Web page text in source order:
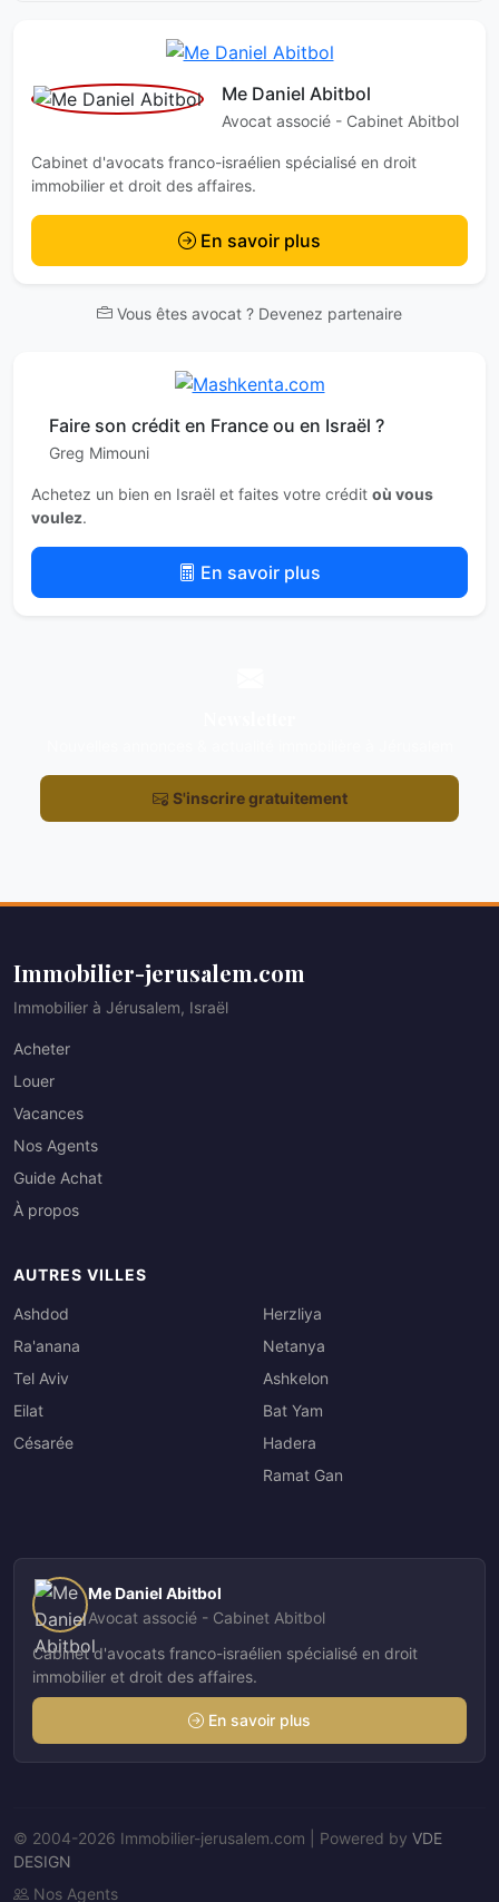
Me Daniel Abitbol
Avocat associé - Cabinet Abitbol
Cabinet d'avocats franco-israélien spécialisé en droit
immobilier et droit des affaires.
En savoir plus
Vous êtes avocat ? Devenez partenaire
Faire son crédit en France ou en Israël ?
Greg Mimouni
Achetez un bien en Israël et faites votre crédit où vous
voulez.
En savoir plus
S'inscrire gratuitement
Immobilier-jerusalem.com
Immobilier à Jérusalem, Israël
Acheter
Louer
Vacances
Nos Agents
Guide Achat
À propos
AUTRES VILLES
Ashdod
Ra'anana
Tel Aviv
Eilat
Césarée
Herzliya
Netanya
Ashkelon
Bat Yam
Hadera
Ramat Gan
Me Daniel Abitbol
Avocat associé - Cabinet Abitbol
Cabinet d'avocats franco-israélien spécialisé en droit
immobilier et droit des affaires.
En savoir plus
© 2004-2026 Immobilier-jerusalem.com | Powered by VDE
DESIGN
Nos Agents